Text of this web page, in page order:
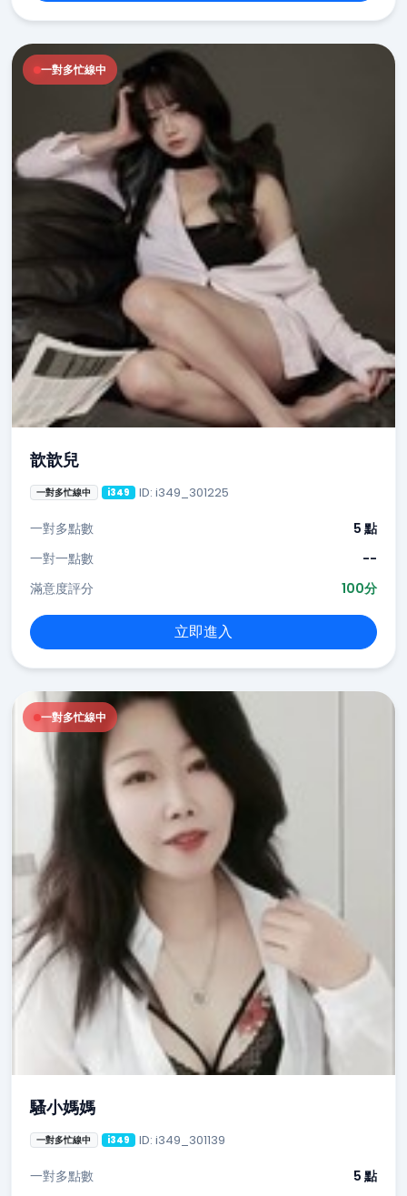
一對多忙線中
歆歆兒
一對多忙線中 i349 ID: i349_301225
一對多點數
5 點
一對一點數
--
滿意度評分
100分
立即進入
一對多忙線中
騷小媽媽
一對多忙線中 i349 ID: i349_301139
一對多點數 5 點